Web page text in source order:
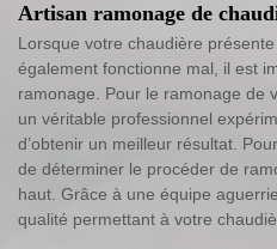
Artisan ramonage de
Lorsque votre chaudière
également fonctionne mal, il est
ramonage. Pour le ramonage de
un véritable professionnel
d’obtenir un meilleur résultat.
de déterminer le procéder de
haut. Grâce à une équipe
qualité permettant à votre